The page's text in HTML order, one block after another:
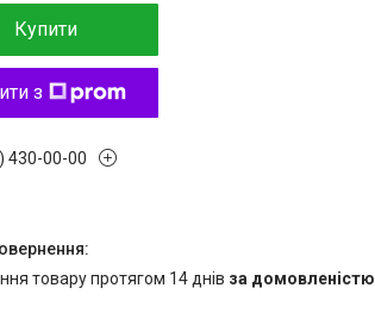
Купити
з
430-00-00
товару протягом 14 днів за домовленістю